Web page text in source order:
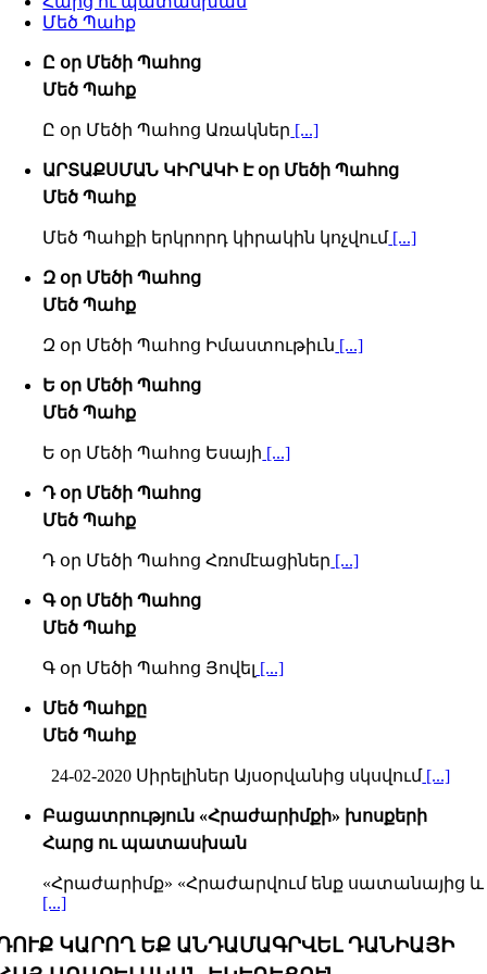
Մեծ Պահք
Ը օր Մեծի Պահոց
Մեծ Պահք
Ը օր Մեծի Պահոց Առակներ [...]
ԱՐՏԱՔՍՄԱՆ ԿԻՐԱԿԻ Է օր Մեծի Պահոց
Մեծ Պահք
Մեծ Պահքի երկրորդ կիրակին կոչվում[...]
Զ օր Մեծի Պահոց
Մեծ Պահք
Զ օր Մեծի Պահոց Իմաստութիւն [...]
Ե օր Մեծի Պահոց
Մեծ Պահք
Ե օր Մեծի Պահոց Եսայի [...]
Դ օր Մեծի Պահոց
Մեծ Պահք
Դ օր Մեծի Պահոց Հռոմէացիներ [...]
Գ օր Մեծի Պահոց
Մեծ Պահք
Գ օր Մեծի Պահոց Յովել [...]
Մեծ Պահքը
Մեծ Պահք
24-02-2020 Սիրելիներ Այսօրվանից սկսվում[...]
Բացատրություն «Հրաժարիմքի» խոսքերի
Հարց ու պատասխան
«Հրաժարիմք» «Հրաժարվում ենք սատանայից և
[...]
ԿԱՐՈՂ ԵՔ ԱՆԴԱՄԱԳՐՎԵԼ ԴԱՆԻԱՅԻ